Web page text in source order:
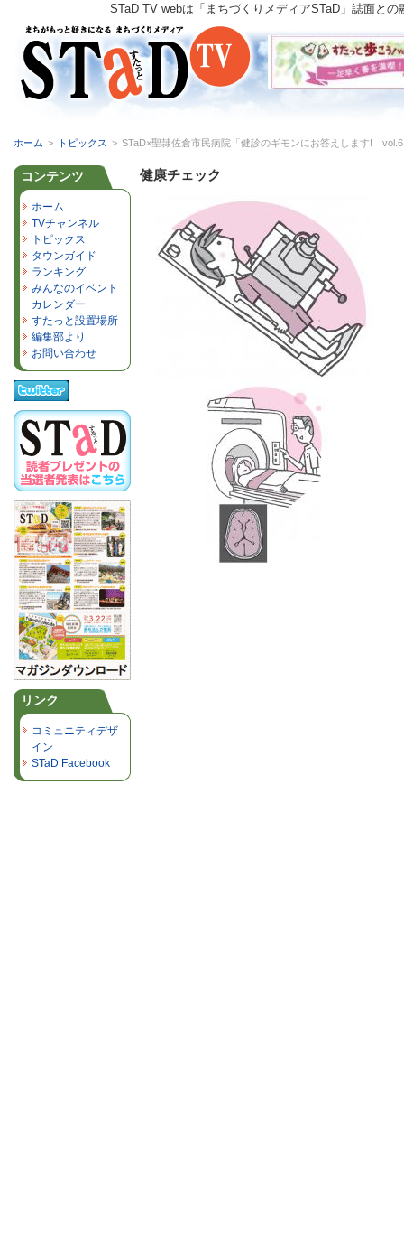
STaD TV webは「まちづくりメディアSTaD」誌面と
ホーム > トピックス > STaD×聖隷佐倉市民病院「健診のギモンにお答えします!
健康チェック
コンテンツ
ホーム
TVチャンネル
トピックス
タウンガイド
ランキング
みんなのイベント
カレンダー
すたっと設置場所
編集部より
お問い合わせ
リンク
コミュニティデザ
イン
STaD Facebook